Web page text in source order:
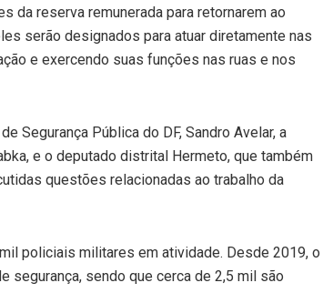
da reserva remunerada para retornarem ao
serão designados para atuar diretamente nas
e exercendo suas funções nas ruas e nos
Segurança Pública do DF, Sandro Avelar, a
e o deputado distrital Hermeto, que também
questões relacionadas ao trabalho da
policiais militares em atividade. Desde 2019, o
segurança, sendo que cerca de 2,5 mil são